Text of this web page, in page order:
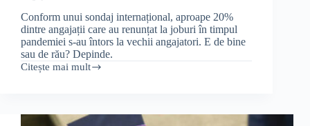
Conform unui sondaj internațional, aproape 20%
dintre angajații care au renunțat la joburi în timpul
pandemiei s-au întors la vechii angajatori. E de bine
sau de rău? Depinde.
Citește mai mult
Fenomenul